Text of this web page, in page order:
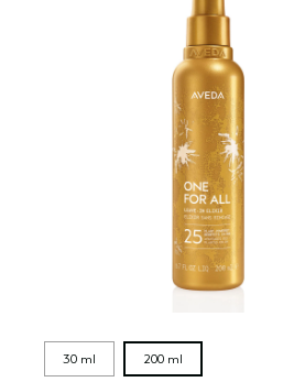
30 ml 200 ml